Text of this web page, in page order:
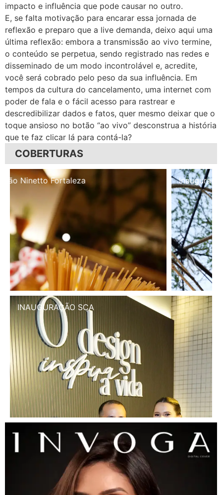
impacto e influência que pode causar no outro.
E, se falta motivação para encarar essa jornada de
reflexão e preparo que a live demanda, deixo aqui uma
última reflexão: embora a transmissão ao vivo termine,
o conteúdo se perpetua, sendo registrado nas redes e
disseminado de um modo incontrolável e, acredite,
você será cobrado pelo peso da sua influência. Em
tempos da cultura do cancelamento, uma internet com
poder de fala e o fácil acesso para rastrear e
descredibilizar dados e fatos, quer mesmo deixar que o
toque ansioso no botão “ao vivo” desconstrua a história
que te faz clicar lá para contá-la?
COBERTURAS
Inauguração Illa Café
INAUGURAÇÃO SCA